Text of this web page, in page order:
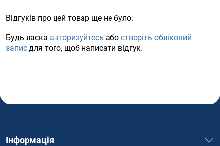
Відгуків про цей товар ще не було.
Будь ласка авторизуйтесь або створіть обліковий
запис для того, щоб написати відгук.
Інформація